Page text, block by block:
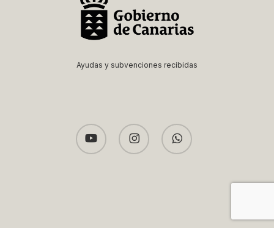
Ayudas y subvenciones recibidas
youtube instagram whatsapp